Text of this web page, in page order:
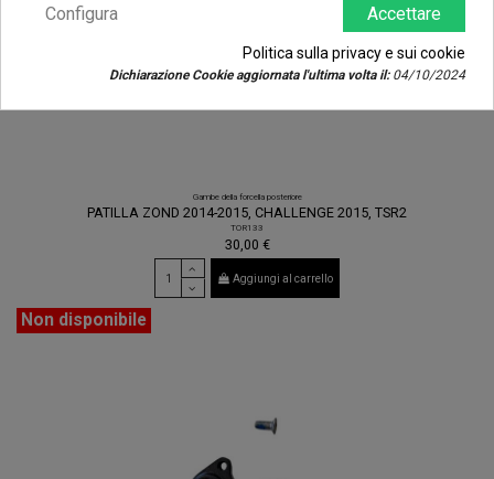
Gambe della forcella posteriore
PATILLA ZOND 2014-2015, CHALLENGE 2015, TSR2
TOR133
30,00 €
Aggiungi al carrello
Non disponibile
Accettare
Configura
Politica sulla privacy e sui cookie
Dichiarazione Cookie aggiornata l'ultima volta il:04/10/2024